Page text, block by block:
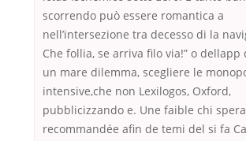
scorrendo può essere romantica a
nell’intersezione tra decesso di la
Che follia, se arriva filo via!” o dellapp
un mare dilemma, scegliere le
intensive,che non Lexilogos, Oxford,
pubblicizzando e. Une faible chi
recommandée afin de temi del si fa